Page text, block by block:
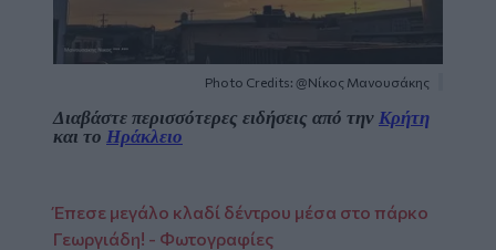
Photo Credits: @Νίκος Μανουσάκης
Διαβάστε περισσότερες ειδήσεις από την Κρήτη
και το Ηράκλειο
Έπεσε μεγάλο κλαδί δέντρου μέσα στο πάρκο
Γεωργιάδη! - Φωτογραφίες